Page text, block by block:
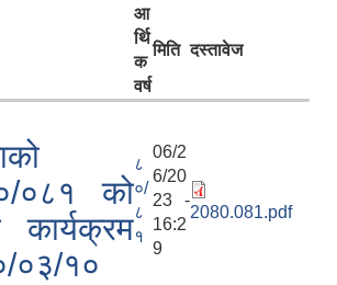
आ
र्थि
क
वर्ष
मिति दस्तावेज
०८१ को
कार्यक्रम
०३/१०
८
०/
८
१
06/2
6/20
23 -
16:2
9
2080.081.pdf